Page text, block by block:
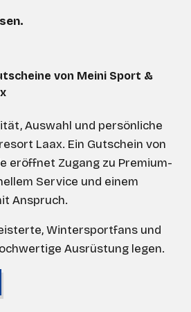
von Meini Sport &
Auswahl und persönliche
Laax. Ein Gutschein von
eröffnet Zugang zu Premium-
Service und einem
Anspruch.
Wintersportfans und
Ausrüstung legen.